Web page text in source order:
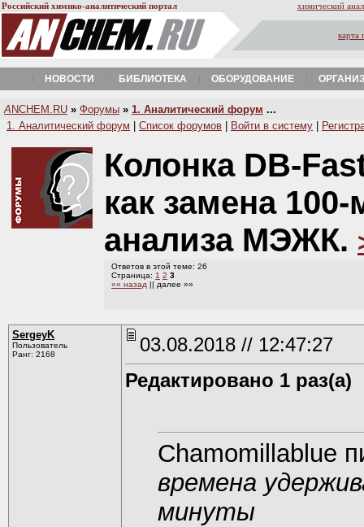
Российский химико-аналитический портал химический
карта
НОВОСТИ БИБЛИОТЕКА ОБОРУДОВАНИЕ
A NCHEM.RU » Форумы » 1. Аналитический форум ...
1. Аналитический форум
Список форумов Войти в систему
Колонка DB-
как замена
анализа МЭЖК.
Ответов в этой теме: 26
Страница: 1 2 3
«« назад || далее »»
SergeyK
Пользователь
Ранг: 2168
03.08.2018 // 12:47:27
Редактировано 1 раз(а)
Chamomillablue
времена
минуты